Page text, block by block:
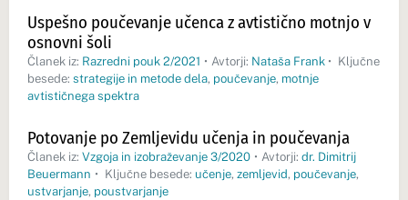
Uspešno poučevanje učenca z avtistično motnjo v
osnovni šoli
Članek iz: Razredni pouk 2/2021 • Avtorji: Nataša Frank • Ključne
besede: strategije in metode dela, poučevanje, motnje
avtističnega spektra
Potovanje po Zemljevidu učenja in poučevanja
Članek iz: Vzgoja in izobraževanje 3/2020 • Avtorji: dr. Dimitrij
Beuermann • Ključne besede: učenje, zemljevid, poučevanje,
ustvarjanje, poustvarjanje